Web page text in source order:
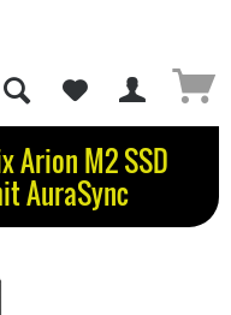
Arion M2 SSD
AuraSync